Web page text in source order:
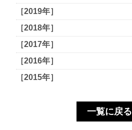
［2019年］
［2018年］
［2017年］
［2016年］
［2015年］
一覧に戻る